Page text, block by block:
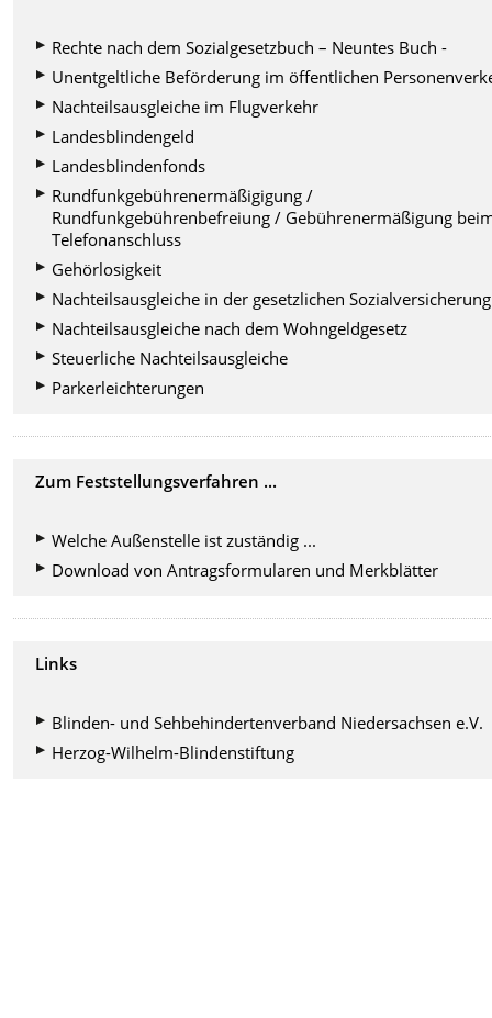
Rechte nach dem Sozialgesetzbuch – Neuntes Buch -
Unentgeltliche Beförderung im öffentlichen
Nachteilsausgleiche im Flugverkehr
Landesblindengeld
Landesblindenfonds
Rundfunkgebührenermäßigigung /
Rundfunkgebührenbefreiung / Gebührenermäßigung
Telefonanschluss
Gehörlosigkeit
Nachteilsausgleiche in der gesetzlichen Sozialversicherung
Nachteilsausgleiche nach dem Wohngeldgesetz
Steuerliche Nachteilsausgleiche
Parkerleichterungen
Zum Feststellungsverfahren ...
Welche Außenstelle ist zuständig ...
Download von Antragsformularen und Merkblätter
Links
Blinden- und Sehbehindertenverband Niedersachsen e.V.
Herzog-Wilhelm-Blindenstiftung